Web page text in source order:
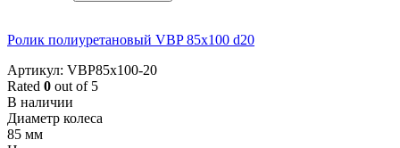
Ролик полиуретановый VBP 85x100 d20
Артикул: VBP85x100-20
Rated 0 out of 5
В наличии
Диаметр колеса
85 мм